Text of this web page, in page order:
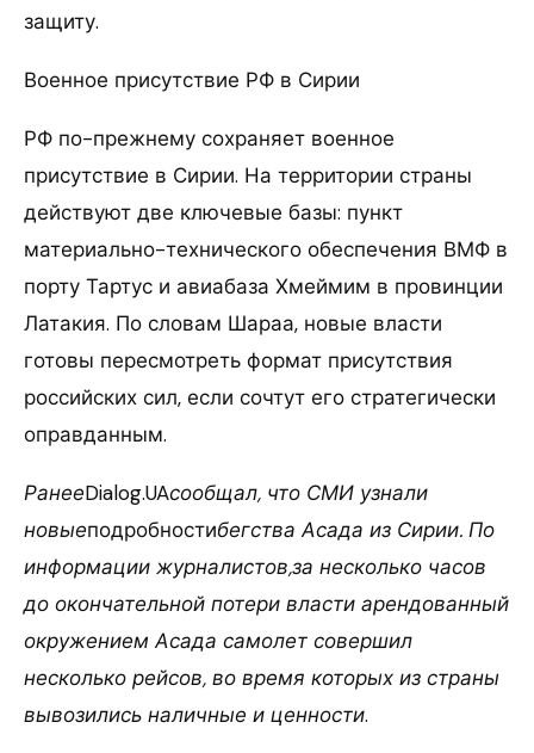
защиту.
Военное присутствие РФ в Сирии
РФ по-прежнему сохраняет военное
присутствие в Сирии. На территории страны
действуют две ключевые базы: пункт
материально-технического обеспечения ВМФ в
порту Тартус и авиабаза Хмеймим в провинции
Латакия. По словам Шараа, новые власти
готовы пересмотреть формат присутствия
российских сил, если сочтут его стратегически
оправданным.
РанееDialog.UAсообщал, что СМИ узнали
новыеподробностибегства Асада из Сирии. По
информации журналистов,за несколько часов
до окончательной потери власти арендованный
окружением Асада самолет совершил
несколько рейсов, во время которых из страны
вывозились наличные и ценности.